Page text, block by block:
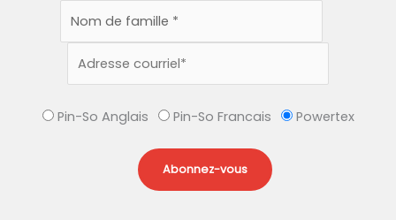
Pin-So Anglais Pin-So Francais Powertex